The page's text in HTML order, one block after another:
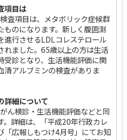
項目は
査項目は、メタボリック症候群
ものになります。新しく腹囲測
進行させるLDLコレステロール
れました。65歳以上の方は生活
受診となり、生活機能評価に関
清アルブミンの検査がありま
詳細について
ん検診・生活機能評価などと同
。詳細は、「平成20年行政カレ
「広報しもつけ4月号」にてお知